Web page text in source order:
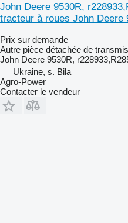
John Deere 9530R,
tracteur à roues John Deere
Prix sur demande
Autre pièce détachée de
John Deere 9530R,
Ukraine, s. Bila
Agro-Power
Contacter le vendeur